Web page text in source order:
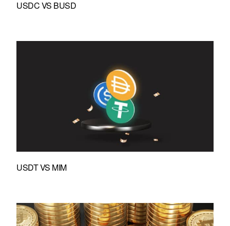
USDC VS BUSD
USDT VS MIM